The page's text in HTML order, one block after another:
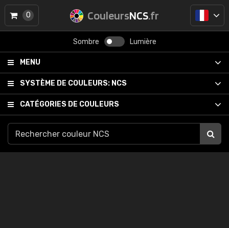
CouleursNCS.fr
Sombre Lumière
MENU
SYSTÈME DE COULEURS: NCS
CATÉGORIES DE COULEURS
0